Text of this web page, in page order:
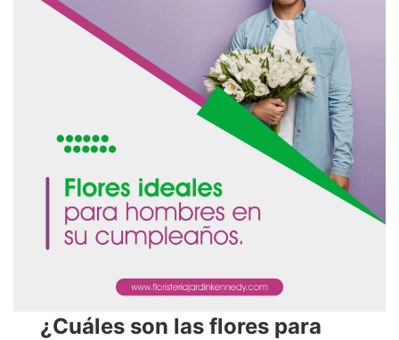
¿Cuáles son las flores para